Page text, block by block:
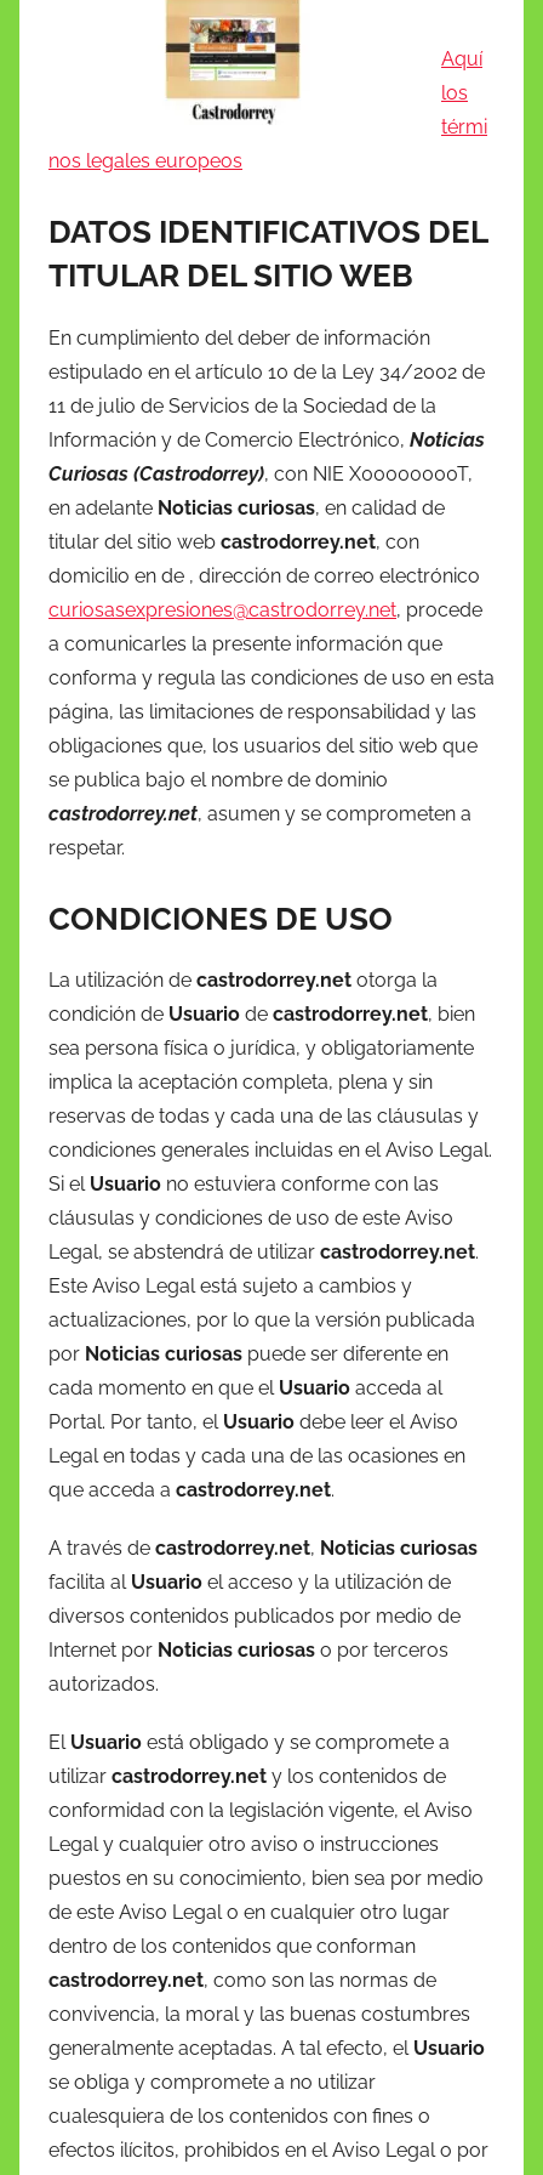
Aquí
los
térmi
nos legales europeos
DATOS IDENTIFICATIVOS DEL
TITULAR DEL SITIO WEB
En cumplimiento del deber de información
estipulado en el artículo 10 de la Ley 34/2002 de
11 de julio de Servicios de la Sociedad de la
Información y de Comercio Electrónico, Noticias
Curiosas (Castrodorrey), con NIE X00000000T,
en adelante Noticias curiosas, en calidad de
titular del sitio web castrodorrey.net, con
domicilio en de , dirección de correo electrónico
curiosasexpresiones@castrodorrey.net, procede
a comunicarles la presente información que
conforma y regula las condiciones de uso en esta
página, las limitaciones de responsabilidad y las
obligaciones que, los usuarios del sitio web que
se publica bajo el nombre de dominio
castrodorrey.net, asumen y se comprometen a
respetar.
CONDICIONES DE USO
La utilización de castrodorrey.net otorga la
condición de Usuario de castrodorrey.net, bien
sea persona física o jurídica, y obligatoriamente
implica la aceptación completa, plena y sin
reservas de todas y cada una de las cláusulas y
condiciones generales incluidas en el Aviso Legal.
Si el Usuario no estuviera conforme con las
cláusulas y condiciones de uso de este Aviso
Legal, se abstendrá de utilizar castrodorrey.net.
Este Aviso Legal está sujeto a cambios y
actualizaciones, por lo que la versión publicada
por Noticias curiosas puede ser diferente en
cada momento en que el Usuario acceda al
Portal. Por tanto, el Usuario debe leer el Aviso
Legal en todas y cada una de las ocasiones en
que acceda a castrodorrey.net.
A través de castrodorrey.net, Noticias curiosas
facilita al Usuario el acceso y la utilización de
diversos contenidos publicados por medio de
Internet por Noticias curiosas o por terceros
autorizados.
El Usuario está obligado y se compromete a
utilizar castrodorrey.net y los contenidos de
conformidad con la legislación vigente, el Aviso
Legal y cualquier otro aviso o instrucciones
puestos en su conocimiento, bien sea por medio
de este Aviso Legal o en cualquier otro lugar
dentro de los contenidos que conforman
castrodorrey.net, como son las normas de
convivencia, la moral y las buenas costumbres
generalmente aceptadas. A tal efecto, el Usuario
se obliga y compromete a no utilizar
cualesquiera de los contenidos con fines o
efectos ilícitos, prohibidos en el Aviso Legal o por